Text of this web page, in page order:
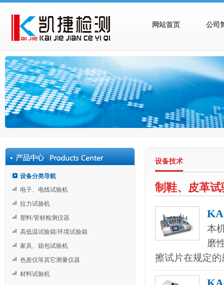
网站首页 公司
设备分类导航
电子、电线试验机
拉力试验机
塑料/管材检测仪器
高低温试验箱/环境试验箱
家具、箱包试验机
色差仪等其它测量仪器
材料试验机
设备技术
制鞋、皮革试
本
磨
擦试片在规定